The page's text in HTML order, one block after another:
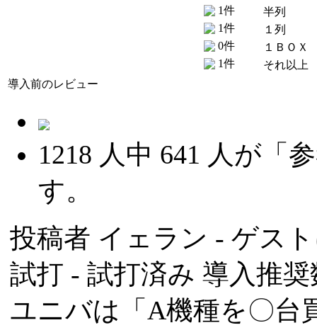
1件
1件
0件
1件
半列
１列
１ＢＯＸ
それ以上
導入前のレビュー
1218 人中 641 人が「
す。
投稿者 イェラン - ゲス
試打 - 試打済み 導入推
ユニバは「A機種を〇台